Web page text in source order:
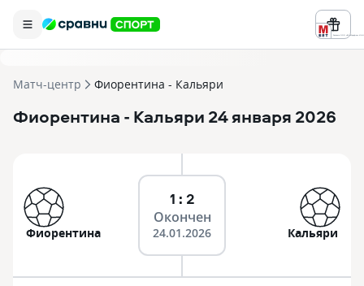
Реклама ООО «БК «Марафон» ИНН
Матч-центр Фиорентина - Кальяри
Фиорентина - Кальяри 24 января 2026
Фиорентина
1 : 2
Окончен
24.01.2026 Кальяри